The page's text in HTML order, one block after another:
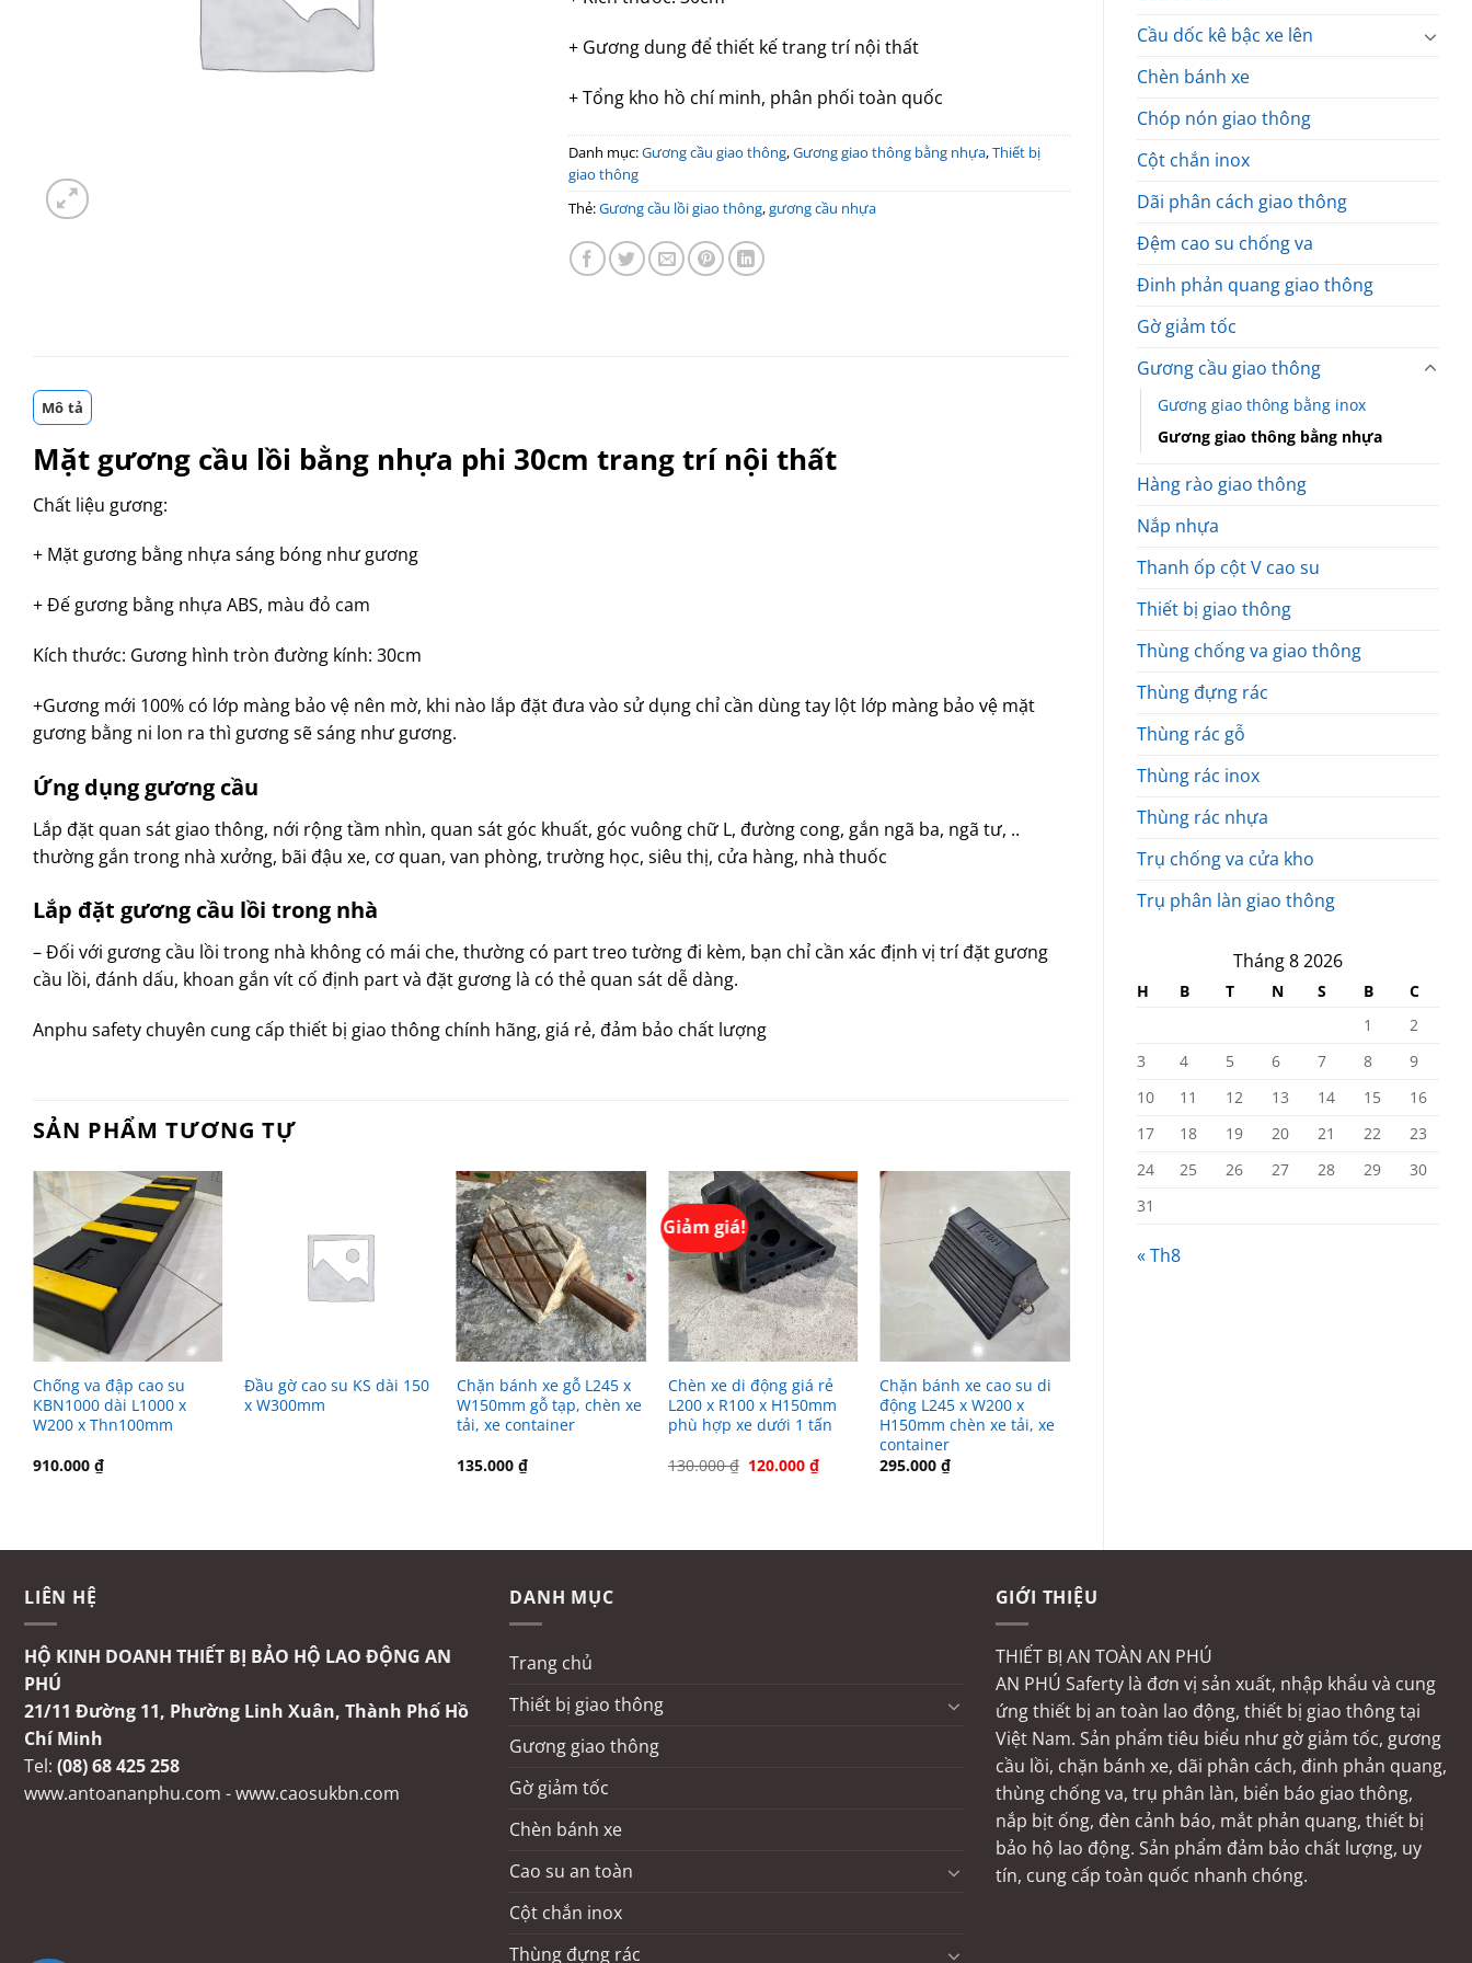
Cầu dốc kê bậc xe lên
Chèn bánh xe
Chóp nón giao thông
Cột chắn inox
Dãi phân cách giao thông
Đệm cao su chống va
Đinh phản quang giao thông
Gờ giảm tốc
Gương cầu giao thông
Gương giao thông bằng inox
Gương giao thông bằng nhựa
Hàng rào giao thông
Nắp nhựa
Thanh ốp cột V cao su
Thiết bị giao thông
Thùng chống va giao thông
Thùng đựng rác
Thùng rác gỗ
Thùng rác inox
Thùng rác nhựa
Trụ chống va cửa kho
Trụ phân làn giao thông
Tháng 8 2026
H B T N S B
C
1
2
3
4 5 6 7 8
9
10
11 12 13 14 15
16
17
18 19 20 21 22
23
24
25 26 27 28 29
30
31
« Th8
+ Gương dung để thiết kế trang trí nội thất
+ Tổng kho hồ chí minh, phân phối toàn quốc
Danh mục:Gương cầu giao thông,Gương giao thông bằng nhựa,Thiết bị
giao thông
Thẻ:Gương cầu lồi giao thông,gương cầu nhựa
Mô tả
Mặt gương cầu lồi bằng nhựa phi 30cm trang trí nội thất
Chất liệu gương:
+ Mặt gương bằng nhựa sáng bóng như gương
+ Đế gương bằng nhựa ABS, màu đỏ cam
Kích thước: Gương hình tròn đường kính: 30cm
+Gương mới 100% có lớp màng bảo vệ nên mờ, khi nào lắp đặt đưa vào sử dụng chỉ cần dùng tay lột lớp màng bảo vệ mặt
gương bằng ni lon ra thì gương sẽ sáng như gương.
Ứng dụng gương cầu
Lắp đặt quan sát giao thông, nới rộng tầm nhìn, quan sát góc khuất, góc vuông chữ L, đường cong, gắn ngã ba, ngã tư, ..
thường gắn trong nhà xưởng, bãi đậu xe, cơ quan, van phòng, trường học, siêu thị, cửa hàng, nhà thuốc
Lắp đặt gương cầu lồi trong nhà
– Đối với gương cầu lồi trong nhà không có mái che, thường có part treo tường đi kèm, bạn chỉ cần xác định vị trí đặt gương
cầu lồi, đánh dấu, khoan gắn vít cố định part và đặt gương là có thẻ quan sát dễ dàng.
Anphu safety chuyên cung cấp thiết bị giao thông chính hãng, giá rẻ, đảm bảo chất lượng
SẢN PHẨM TƯƠNG TỰ
Chống va đập cao su
KBN1000 dài L1000 x
W200 x Thn100mm
910.000 ₫
Đầu gờ cao su KS dài 150
x W300mm
Chặn bánh xe gỗ L245 x
W150mm gỗ tạp, chèn xe
tải, xe container
135.000 ₫
Giảm giá!
Chèn xe di động giá rẻ
L200 x R100 x H150mm
phù hợp xe dưới 1 tấn
130.000₫ Giá
120.000₫Giá
Chặn bánh xe cao su di
động L245 x W200 x
H150mm chèn xe tải, xe
container
295.000₫
LIÊN HỆ
HỘ KINH DOANH THIẾT BỊ BẢO HỘ LAO ĐỘNG AN
PHÚ
21/11 Đường 11, Phường Linh Xuân, Thành Phố Hồ
Chí Minh
Tel: (08) 68 425 258
www.antoananphu.com -www.caosukbn.com
DANH MỤC
Trang chủ
Thiết bị giao thông
Gương giao thông
Gờ giảm tốc
Chèn bánh xe
Cao su an toàn
Cột chắn inox
Thùng đựng rác
GIỚI THIỆU
THIẾT BỊ AN TOÀN AN PHÚ
AN PHÚ Saferty là đơn vị sản xuất, nhập khẩu và cung
ứng thiết bị an toàn lao động, thiết bị giao thông tại
Việt Nam. Sản phẩm tiêu biểu như gờ giảm tốc, gương
cầu lồi, chặn bánh xe, dãi phân cách, đinh phản quang,
thùng chống va, trụ phân làn, biển báo giao thông,
nắp bịt ống, đèn cảnh báo, mắt phản quang, thiết bị
bảo hộ lao động. Sản phẩm đảm bảo chất lượng, uy
tín, cung cấp toàn quốc nhanh chóng.